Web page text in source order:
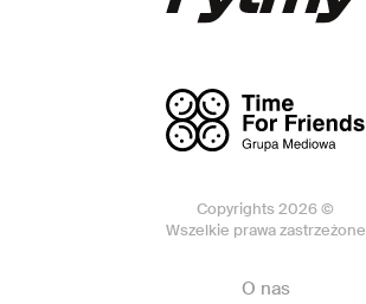
Copyrights 2026 ©
Wszelkie prawa zastrzeżone
O nas